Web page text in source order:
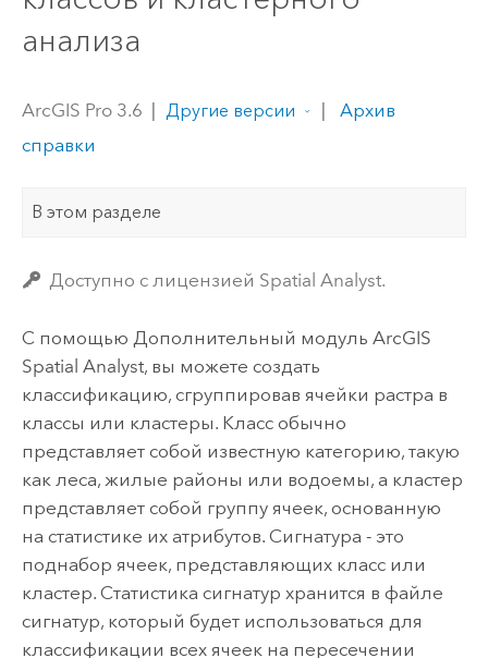
анализа
ArcGIS Pro 3.6 | Другие версии |
Архив
справки
В этом разделе
Доступно с лицензией Spatial Analyst.
С помощью Дополнительный модуль ArcGIS
Spatial Analyst, вы можете создать
классификацию, сгруппировав ячейки растра в
классы или кластеры. Класс обычно
представляет собой известную категорию, такую ​​
как леса, жилые районы или водоемы, а кластер
представляет собой группу ячеек, основанную
на статистике их атрибутов. Сигнатура - это
поднабор ячеек, представляющих класс или
кластер. Статистика сигнатур хранится в файле
сигнатур, который будет использоваться для
классификации всех ячеек на пересечении